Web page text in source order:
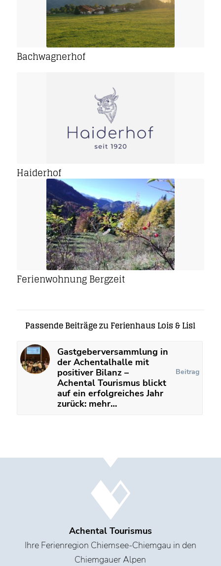
Bachwagnerhof
Haiderhof
Ferienwohnung Bergzeit
Passende Beiträge zu Ferienhaus Lois & Lisl
Gastgeberversammlung in
der Achentalhalle mit
positiver Bilanz –
Achental Tourismus blickt
auf ein erfolgreiches Jahr
zurück: mehr…
Beitrag
Achental Tourismus
Ihre Ferienregion Chiemsee-Chiemgau in den
Chiemgauer Alpen